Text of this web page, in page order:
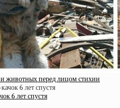
животных перед лицом стихии
6 лет спустя